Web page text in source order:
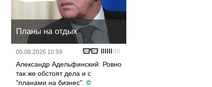
Планы на отдых
05.08.2026 10:59
Александр Адельфинский: Ровно
так же обстоят дела и с
"планами на бизнес". ©